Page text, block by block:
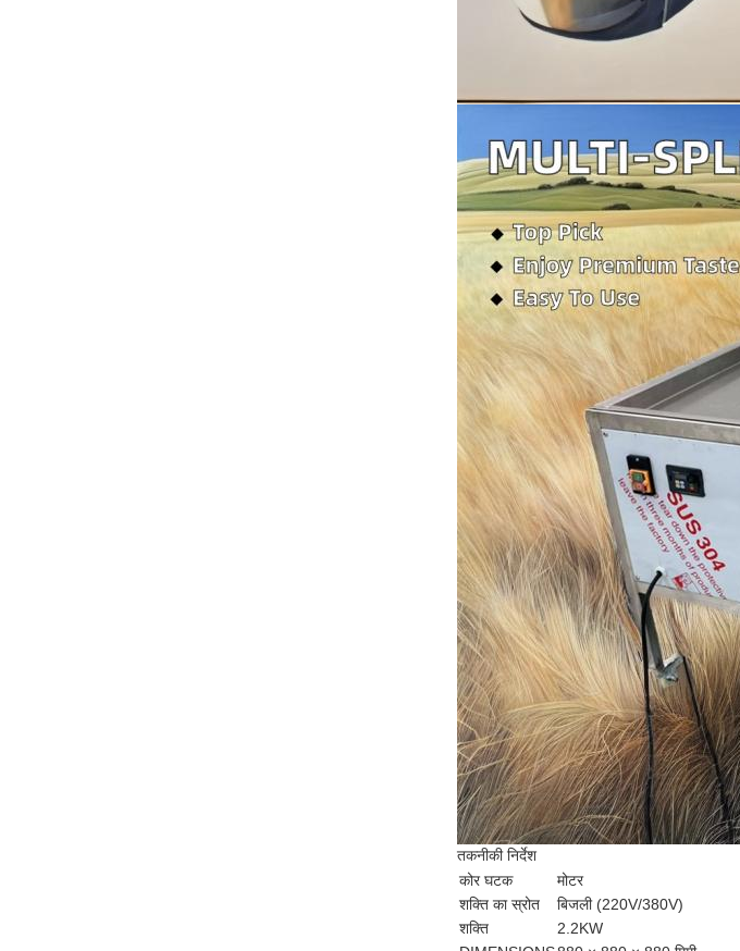
तकनीकी निर्देश
कोर घटक
मोटर
शक्ति का स्रोत
बिजली (220V/380V)
शक्ति
2.2KW